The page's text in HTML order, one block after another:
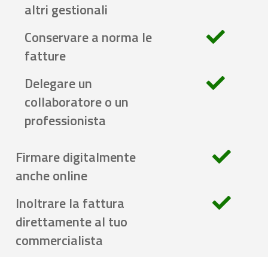
altri gestionali
Conservare a norma le
fatture
Delegare un
collaboratore o un
professionista
Firmare digitalmente
anche online
Inoltrare la fattura
direttamente al tuo
commercialista